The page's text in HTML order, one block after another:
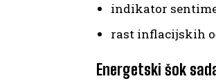
indikator
rast inflacijskih
Energetski šok